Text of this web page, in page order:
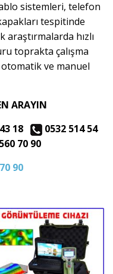
sistemleri, telefon
tespitinde
araştırmalarda hızlı
toprakta çalışma
otomatik ve manuel
ARAYIN
18
0532 514 54
70 90
90